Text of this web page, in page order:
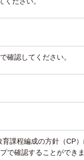
確認してください。
課程編成の方針（CP
で確認することができま